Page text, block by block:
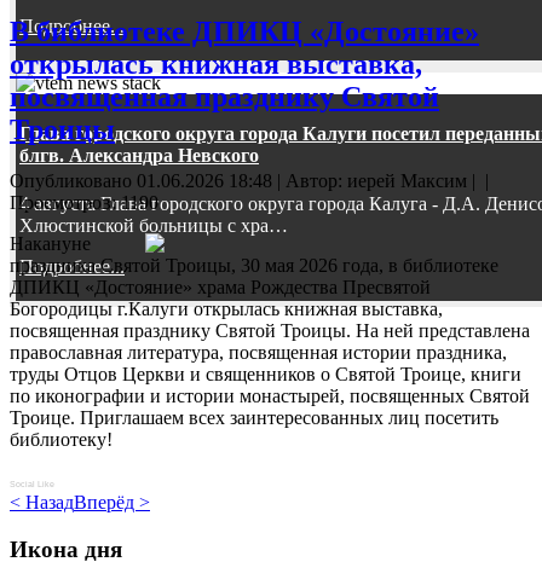
Подробнее...
Глава городского округа города Калуги посетил
блгв. Александра Невского
4 августа Глава городского округа города Калуга - Д.А.
Хлюстинской больницы с хра…
Подробнее...
В библиотеке ДПИКЦ «Достояние»
открылась книжная выставка,
посвященная празднику Святой
Троицы
Опубликовано 01.06.2026 18:48 | Автор: иерей Максим | |
Просмотров: 1190
Накануне
праздника Святой Троицы, 30 мая 2026 года, в библиотеке
ДПИКЦ «Достояние» храма Рождества Пресвятой
Богородицы г.Калуги открылась книжная выставка,
посвященная празднику Святой Троицы. На ней представлена
православная литература, посвященная истории праздника,
труды Отцов Церкви и священников о Святой Троице, книги
по иконографии и истории монастырей, посвященных Святой
Троице. Приглашаем всех заинтересованных лиц посетить
библиотеку!
Social Like
< НазадВперёд >
Икона дня